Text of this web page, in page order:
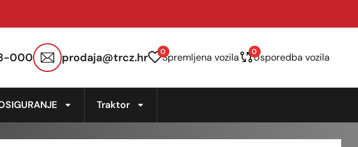
000 prodaja@trcz.hr 0Spremljena vozila 0Usporedba vozila
Traktor